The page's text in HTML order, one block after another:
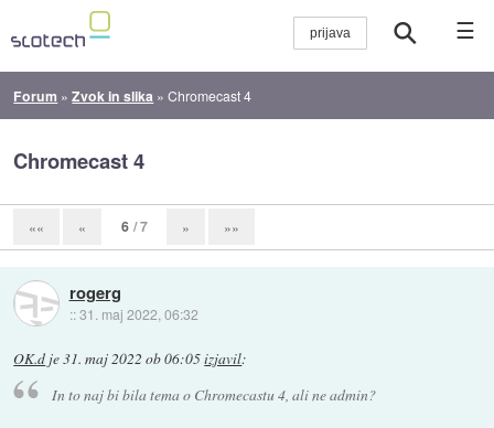
☰
Forum »Zvok in slika »Chromecast 4
Chromecast 4
«« « 6 / 7 » »»
rogerg
::31. maj 2022, 06:32
OK.d je31. maj 2022 ob 06:05izjavil:
In to naj bi bila tema o Chromecastu 4, ali ne admin?